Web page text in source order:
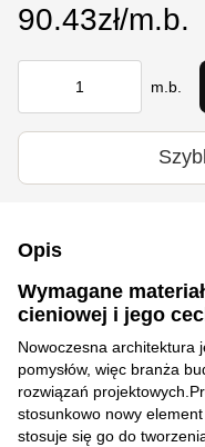
90.43zł/m.b.
m.b.
Opis
Wymagane
cieniowej i jego
Nowoczesna architektura
pomysłów, więc branża
rozwiązań
stosunkowo nowy
stosuje się go do